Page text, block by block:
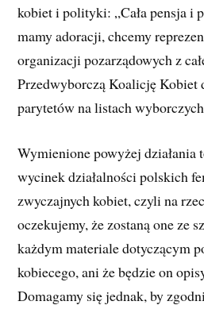
kobiet i polityki: „Cała pensja i
mamy adoracji, chcemy
organizacji pozarządowych z
Przedwyborczą Koalicję Kobiet
parytetów na listach
Wymienione powyżej działania
wycinek działalności polskich
zwyczajnych kobiet, czyli na
oczekujemy, że zostaną one ze
każdym materiale dotyczącym
kobiecego, ani że będzie on
Domagamy się jednak, by